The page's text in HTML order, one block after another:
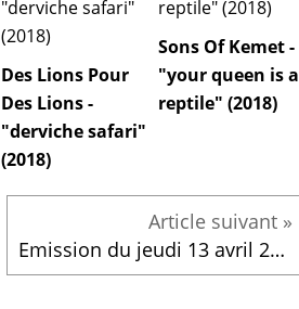
Des Lions Pour
Des Lions -
"derviche safari"
(2018)
Sons Of Kemet -
"your queen is a
reptile" (2018)
Emission du jeudi 13 avril 2017